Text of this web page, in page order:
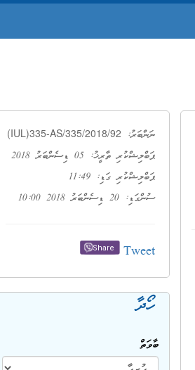
ނަންބަރު: (IUL)335-AS/335/2018/92
ޕަބްލިޝްކުރި ތާރީޚު: 05 ޑިސެންބަރު 2018
ޕަބްލިޝްކުރި ގަޑި: 11:49
ސުންގަޑި: 20 ޑިސެންބަރު 2018 10:00
Tweet
Share
ހޯދާ
ބާވަތް